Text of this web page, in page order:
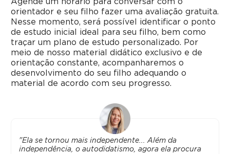
orientador e seu filho fazer uma avaliação gratuita.
Nesse momento, será possível identificar o ponto
de estudo inicial ideal para seu filho, bem como
traçar um plano de estudo personalizado. Por
meio de nosso material didático exclusivo e de
orientação constante, acompanharemos o
desenvolvimento do seu filho adequando o
material de acordo com seu progresso.
"Ela se tornou mais independente... Além da
independência, o autodidatismo, agora ela procura